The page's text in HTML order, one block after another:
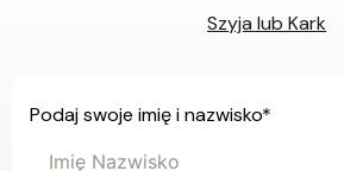
Szyja lub Kark
Podaj swoje imię i nazwisko*